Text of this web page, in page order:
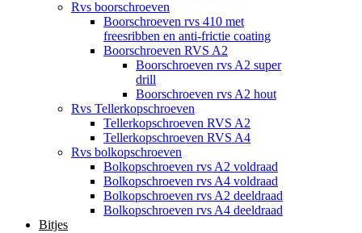
Rvs boorschroeven
Boorschroeven rvs 410 met
freesribben en anti-frictie coating
Boorschroeven RVS A2
Boorschroeven rvs A2 super
drill
Boorschroeven rvs A2 hout
Rvs Tellerkopschroeven
Tellerkopschroeven RVS A2
Tellerkopschroeven RVS A4
Rvs bolkopschroeven
Bolkopschroeven rvs A2 voldraad
Bolkopschroeven rvs A4 voldraad
Bolkopschroeven rvs A2 deeldraad
Bolkopschroeven rvs A4 deeldraad
Bitjes